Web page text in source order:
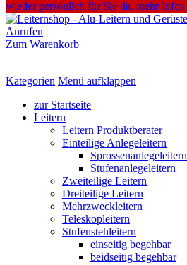
wieder persönlich für Sie da. mehr Infos
Anrufen
Zum Warenkorb
Kategorien Menü aufklappen
zur Startseite
Leitern
Leitern Produktberater
Einteilige Anlegeleitern
Sprossenanlegeleitern
Stufenanlegeleitern
Zweiteilige Leitern
Dreiteilige Leitern
Mehrzweckleitern
Teleskopleitern
Stufenstehleitern
einseitig begehbar
beidseitig begehbar